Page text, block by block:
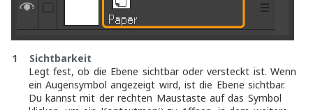
1 Sichtbarkeit
Legt fest, ob die Ebene sichtbar oder versteckt ist. Wenn
ein Augensymbol angezeigt wird, ist die Ebene sichtbar.
Du kannst mit der rechten Maustaste auf das Symbol